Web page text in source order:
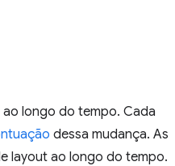
ao longo do tempo. Cada
dessa mudança. As
layout ao longo do tempo.